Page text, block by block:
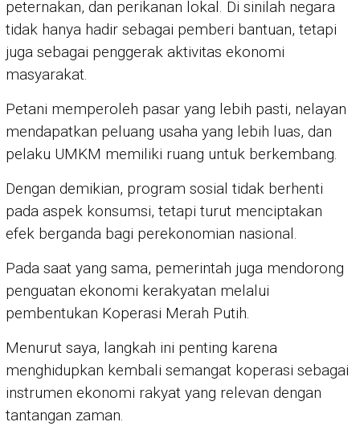
peternakan, dan perikanan lokal. Di sinilah negara
tidak hanya hadir sebagai pemberi bantuan, tetapi
juga sebagai penggerak aktivitas ekonomi
masyarakat.
Petani memperoleh pasar yang lebih pasti, nelayan
mendapatkan peluang usaha yang lebih luas, dan
pelaku UMKM memiliki ruang untuk berkembang.
Dengan demikian, program sosial tidak berhenti
pada aspek konsumsi, tetapi turut menciptakan
efek berganda bagi perekonomian nasional.
Pada saat yang sama, pemerintah juga mendorong
penguatan ekonomi kerakyatan melalui
pembentukan Koperasi Merah Putih.
Menurut saya, langkah ini penting karena
menghidupkan kembali semangat koperasi sebagai
instrumen ekonomi rakyat yang relevan dengan
tantangan zaman.